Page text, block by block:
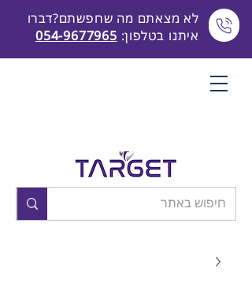
לא מצאתם מה שחפשתם?דברו
איתנו בטלפון: 054-9677965